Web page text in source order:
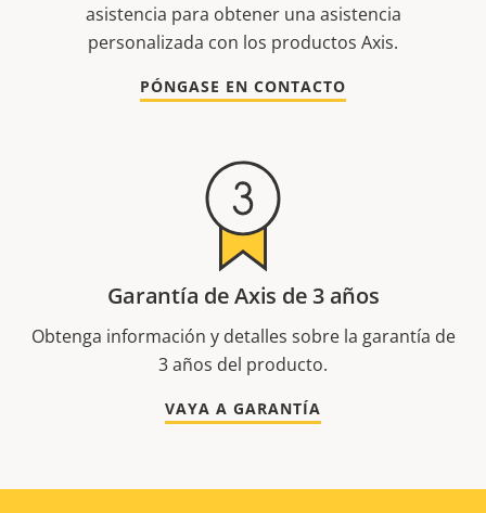
asistencia para obtener una asistencia
personalizada con los productos Axis.
PÓNGASE EN CONTACTO
Garantía de Axis de 3 años
Obtenga información y detalles sobre la garantía de
3 años del producto.
VAYA A GARANTÍA